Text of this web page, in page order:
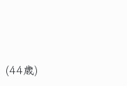
(44歳)